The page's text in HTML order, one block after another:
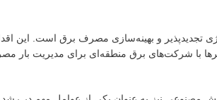
تجدیدپذیر و بهینه‌سازی مصرف برق است. این
با شرکت‌های برق منطقه‌ای برای مدیریت بار